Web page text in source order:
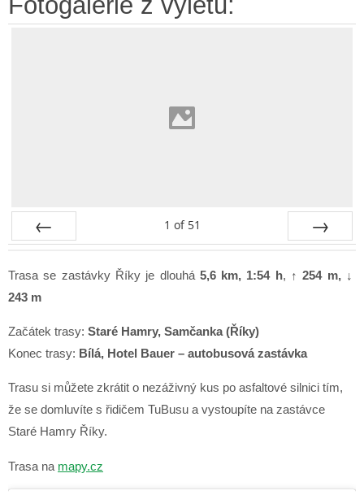
1 of 51
Trasa se zastávky Říky je dlouhá 5,6 km, 1:54 h, ↑ 254m, ↓
243 m
Začátek trasy: Staré Hamry, Samčanka (Říky)
Konec trasy: Bílá, Hotel Bauer – autobusová zastávka
Trasu si můžete zkrátit o nezáživný kus po asfaltové silnici tím,
že se domluvíte s řidičem TuBusu a vystoupíte na zastávce
Staré Hamry Říky.
Trasa na mapy.cz